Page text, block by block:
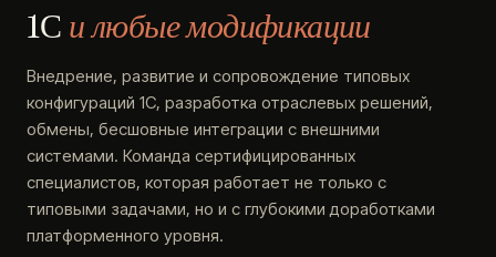
1С и любые модификации
Внедрение, развитие и сопровождение типовых
конфигураций 1С, разработка отраслевых решений,
обмены, бесшовные интеграции с внешними
системами. Команда сертифицированных
специалистов, которая работает не только с
типовыми задачами, но и с глубокими доработками
платформенного уровня.